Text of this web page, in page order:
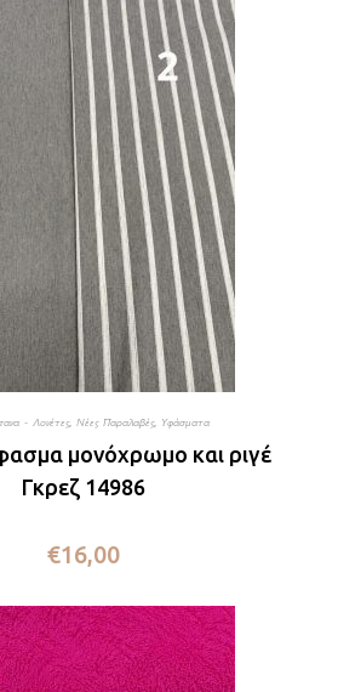
- Λονέτες, Νέες Παραλαβές, Υφάσματα
μονόχρωμο και ριγέ
Γκρεζ 14986
€16,00